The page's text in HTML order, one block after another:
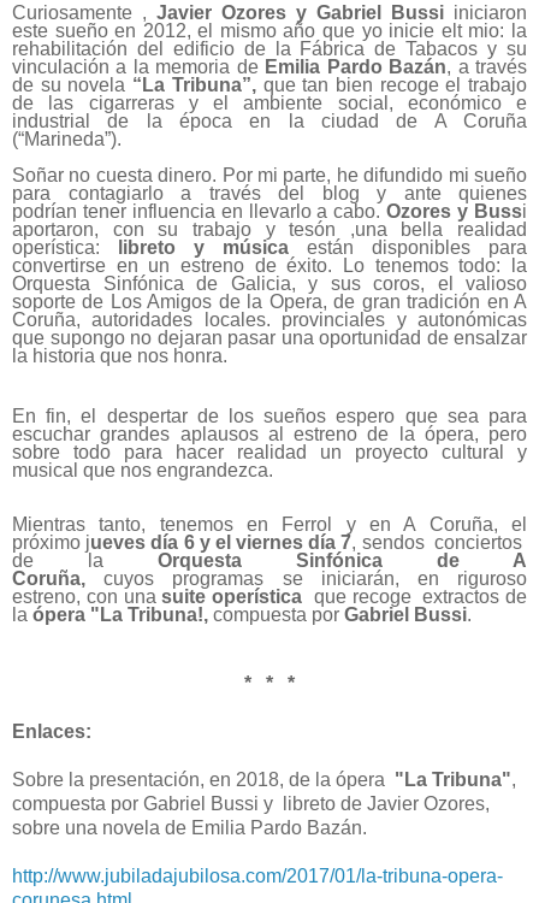
Curiosamente , Javier Ozores y Gabriel Bussi iniciaron
este sueño en 2012, el mismo año que yo inicie elt mio: la
rehabilitación del edificio de la Fábrica de Tabacos y su
vinculación a la memoria de Emilia Pardo Bazán, a través
de su novela “La Tribuna”,que tan bien recoge el trabajo
de las cigarreras y el ambiente social, económico e
industrial de la época en la ciudad de A Coruña
(“Marineda”).
Soñar no cuesta dinero. Por mi parte, he difundido mi sueño
para contagiarlo a través del blog y ante quienes
podrían tener influencia en llevarlo a cabo.Ozores y Bussi
aportaron, con su trabajo y tesón ,una bella realidad
operística:
libreto y música están disponibles para
convertirse en un estreno de éxito. Lo tenemos todo: la
Orquesta Sinfónica de Galicia, y sus coros, el valioso
soporte de Los Amigos de la Opera, de gran tradición en A
Coruña, autoridades locales. provinciales y autonómicas
que supongo no dejaran pasar una oportunidad de ensalzar
la historia que nos honra.
En fin, el despertar de los sueños espero que sea para
escuchar grandes aplausos al estreno de la ópera, pero
sobre todo para hacer realidad un proyecto cultural y
musical que nos engrandezca.
Mientras tanto, tenemosen Ferrol y en A Coruña, el
próximo jueves día 6 y el viernes día 7, sendos conciertos
de la Orquesta Sinfónica de A
Coruña,
cuyos programas se iniciarán, en riguroso
estreno, con unasuite operística que recoge extractos de
la ópera "La Tribuna!, compuesta por Gabriel Bussi.
* * *
Enlaces:
Sobre la presentación, en 2018, de la ópera "La Tribuna",
compuesta por Gabriel Bussi y libreto de Javier Ozores,
sobre una novela de Emilia Pardo Bazán.
http://www.jubiladajubilosa.com/2017/01/la-tribuna-opera-